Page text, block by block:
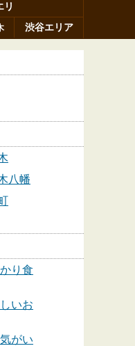
リ
渋谷エリア
神山町 渋谷 新宿
八幡
り食
いお
がい